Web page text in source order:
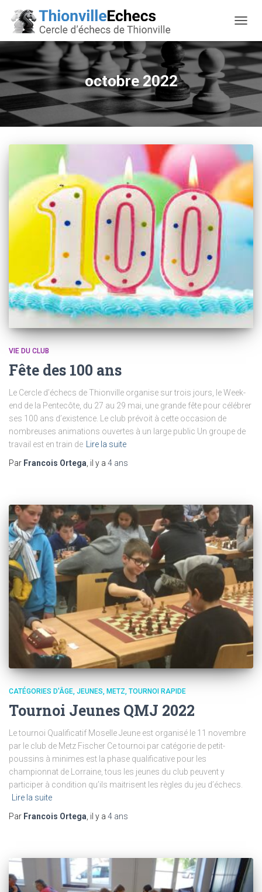
octobre 2022
VIE DU CLUB
Fête des 100 ans
Le Cercle d’échecs de Thionville organise sur trois jours, le Week-
end de la Pentecôte, du 27 au 29 mai, une grande fête pour célébrer
ses 100 ans d’existence. Le club prévoit à cette occasion de
nombreuses animations ouvertes à un large public Un groupe de
travail est en train de
Lire la suite
Par Francois Ortega , il y a 4 ans
CATÉGORIES D'ÂGE JEUNES METZ TOURNOI RAPIDE
Tournoi Jeunes QMJ 2022
Le tournoi Qualificatif Moselle Jeune est organisé le 11 novembre
par le club de Metz Fischer Ce tournoi par catégorie de petit-
poussins à minimes est la phase qualificative pour les
championnat de Lorraine, tous les jeunes du club peuvent y
participer à condition qu’ils maitrisent les règles du jeu d’échecs.
Lire la suite
Par Francois Ortega , il y a 4 ans